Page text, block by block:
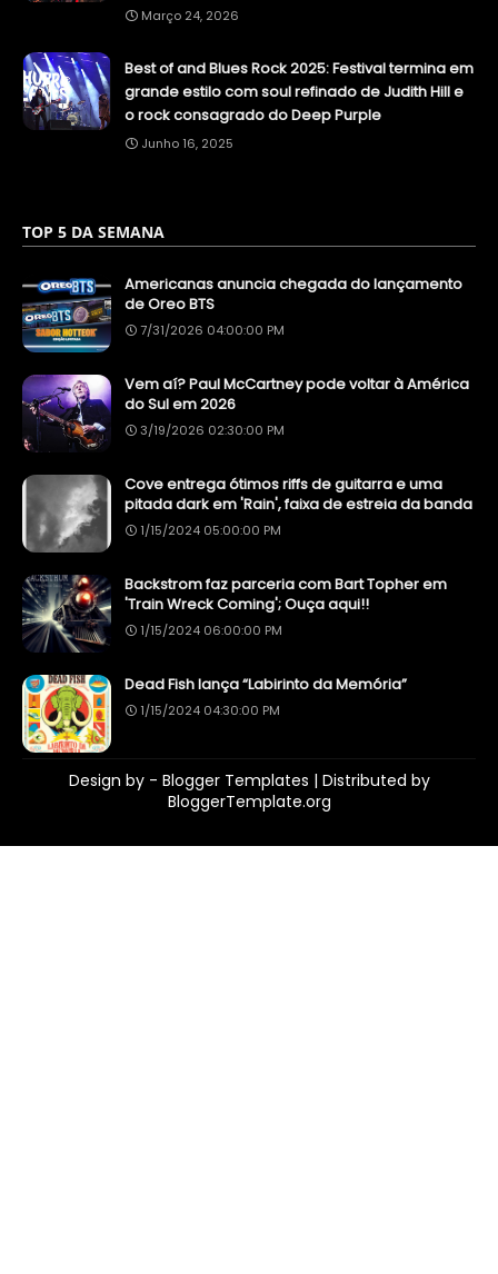
Março 24, 2026
Best of and Blues Rock 2025: Festival termina em
grande estilo com soul refinado de Judith Hill e
o rock consagrado do Deep Purple
Junho 16, 2025
TOP 5 DA SEMANA
Americanas anuncia chegada do lançamento
de Oreo BTS
7/31/2026 04:00:00 PM
Vem aí? Paul McCartney pode voltar à América
do Sul em 2026
3/19/2026 02:30:00 PM
Cove entrega ótimos riffs de guitarra e uma
pitada dark em 'Rain', faixa de estreia da banda
1/15/2024 05:00:00 PM
Backstrom faz parceria com Bart Topher em
'Train Wreck Coming'; Ouça aqui!!
1/15/2024 06:00:00 PM
Dead Fish lança “Labirinto da Memória”
1/15/2024 04:30:00 PM
Design by - Blogger Templates | Distributed by
BloggerTemplate.org